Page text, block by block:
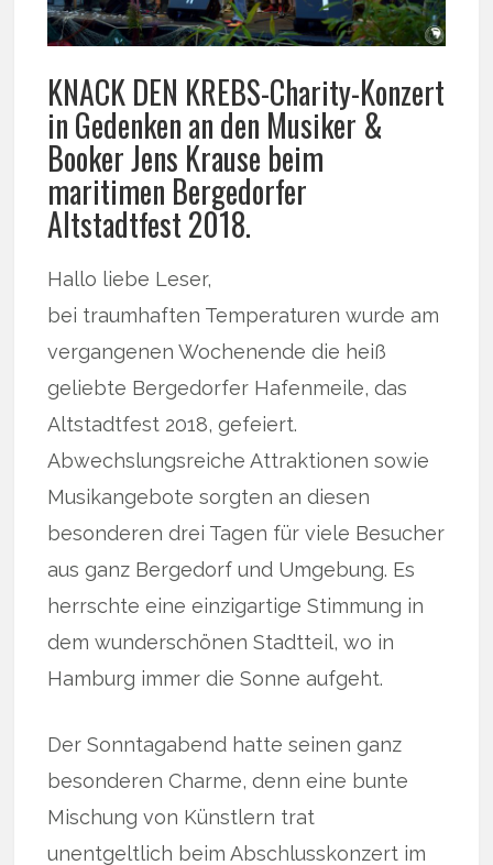
KNACK DEN KREBS-Charity-Konzert
in Gedenken an den Musiker &
Booker Jens Krause beim
maritimen Bergedorfer
Altstadtfest 2018.
Hallo liebe Leser,
bei traumhaften Temperaturen wurde am
vergangenen Wochenende die heiß
geliebte Bergedorfer Hafenmeile, das
Altstadtfest 2018, gefeiert.
Abwechslungsreiche Attraktionen sowie
Musikangebote sorgten an diesen
besonderen drei Tagen für viele Besucher
aus ganz Bergedorf und Umgebung. Es
herrschte eine einzigartige Stimmung in
dem wunderschönen Stadtteil, wo in
Hamburg immer die Sonne aufgeht.
Der Sonntagabend hatte seinen ganz
besonderen Charme, denn eine bunte
Mischung von Künstlern trat
unentgeltlich beim Abschlusskonzert im